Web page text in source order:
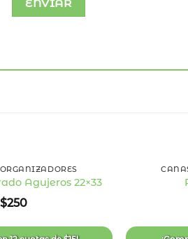
de
deseos
Agujeros 22×33
$250